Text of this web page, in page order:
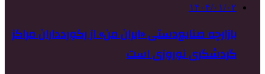
۱۴۰۴/۰۱/۰۲
بازارچه صنایع‌دستی «ایران من» از رکوردداران مراکز
گردشگری نوروزی است